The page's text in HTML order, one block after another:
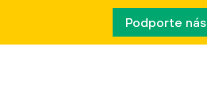
Podporte nás